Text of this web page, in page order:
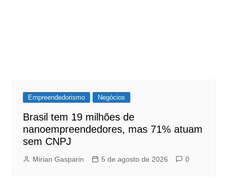
Empreendedorismo Negócios
Brasil tem 19 milhões de
nanoempreendedores, mas 71% atuam
sem CNPJ
Mirian Gasparin 5 de agosto de 2026 0